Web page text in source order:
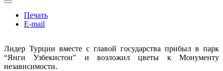
Печать
E-mail
Лидер Турции вместе с главой государства прибыл в парк
“Янги Узбекистон” и возложил цветы к Монументу
независимости.